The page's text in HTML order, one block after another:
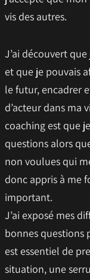
vis des autres.
J’ai découvert
et que je pouvais
le futur, encadrer
d’acteur dans ma
coaching est que
questions alors
non voulues qui
donc appris à me
important.
J’ai exposé mes
bonnes questions
est essentiel de
situation, une